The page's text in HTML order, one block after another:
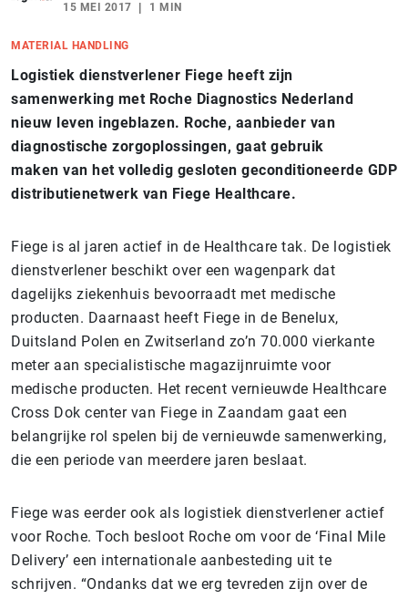
15 MEI 2017 1 MIN
MATERIAL HANDLING
Logistiek dienstverlener Fiege heeft zijn
samenwerking met Roche Diagnostics Nederland
nieuw leven ingeblazen. Roche, aanbieder van
diagnostische zorgoplossingen, gaat gebruik
maken van het volledig gesloten geconditioneerde GDP
distributienetwerk van Fiege Healthcare.
Fiege is al jaren actief in de Healthcare tak. De logistiek
dienstverlener beschikt over een wagenpark dat
dagelijks ziekenhuis bevoorraadt met medische
producten. Daarnaast heeft Fiege in de Benelux,
Duitsland Polen en Zwitserland zo’n 70.000 vierkante
meter aan specialistische magazijnruimte voor
medische producten. Het recent vernieuwde Healthcare
Cross Dok center van Fiege in Zaandam gaat een
belangrijke rol spelen bij de vernieuwde samenwerking,
die een periode van meerdere jaren beslaat.
Fiege was eerder ook als logistiek dienstverlener actief
voor Roche. Toch besloot Roche om voor de ‘Final Mile
Delivery’ een internationale aanbesteding uit te
schrijven. “Ondanks dat we erg tevreden zijn over de